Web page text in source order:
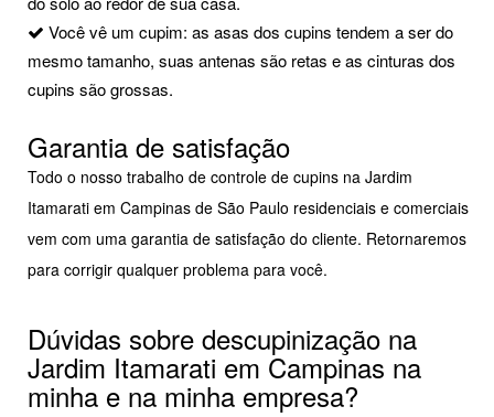
Você vê um cupim: as asas dos cupins tendem a ser do
mesmo tamanho, suas antenas são retas e as cinturas dos
cupins são grossas.
Garantia de satisfação
Todo o nosso trabalho de controle de cupins na Jardim
Itamarati em Campinas de São Paulo residenciais e comerciais
vem com uma garantia de satisfação do cliente. Retornaremos
para corrigir qualquer problema para você.
Dúvidas sobre descupinização na
Jardim Itamarati em Campinas na
minha e na minha empresa?